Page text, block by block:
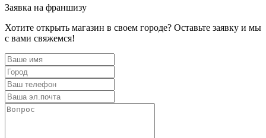
Заявка на франшизу
Хотите открыть магазин в своем городе? Оставьте заявку и мы
с вами свяжемся!